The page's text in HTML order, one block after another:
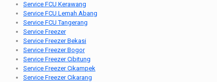
Service FCU Kerawang
Service FCU Lemah Abang
Service FCU Tangerang
Service Freezer
Service Freezer Bekasi
Service Freezer Bogor
Service Freezer Cibitung
Service Freezer Cikampek
Service Freezer Cikarang